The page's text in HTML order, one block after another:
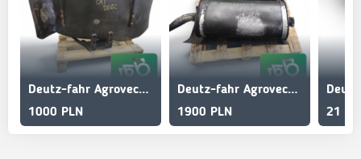
Deutz-fahr Agrovector 30.7 Mudguard frame
1000 PLN
Deutz-fahr Agrovector 35.7 Exhaust Pipe Muffler
1900 PLN
21